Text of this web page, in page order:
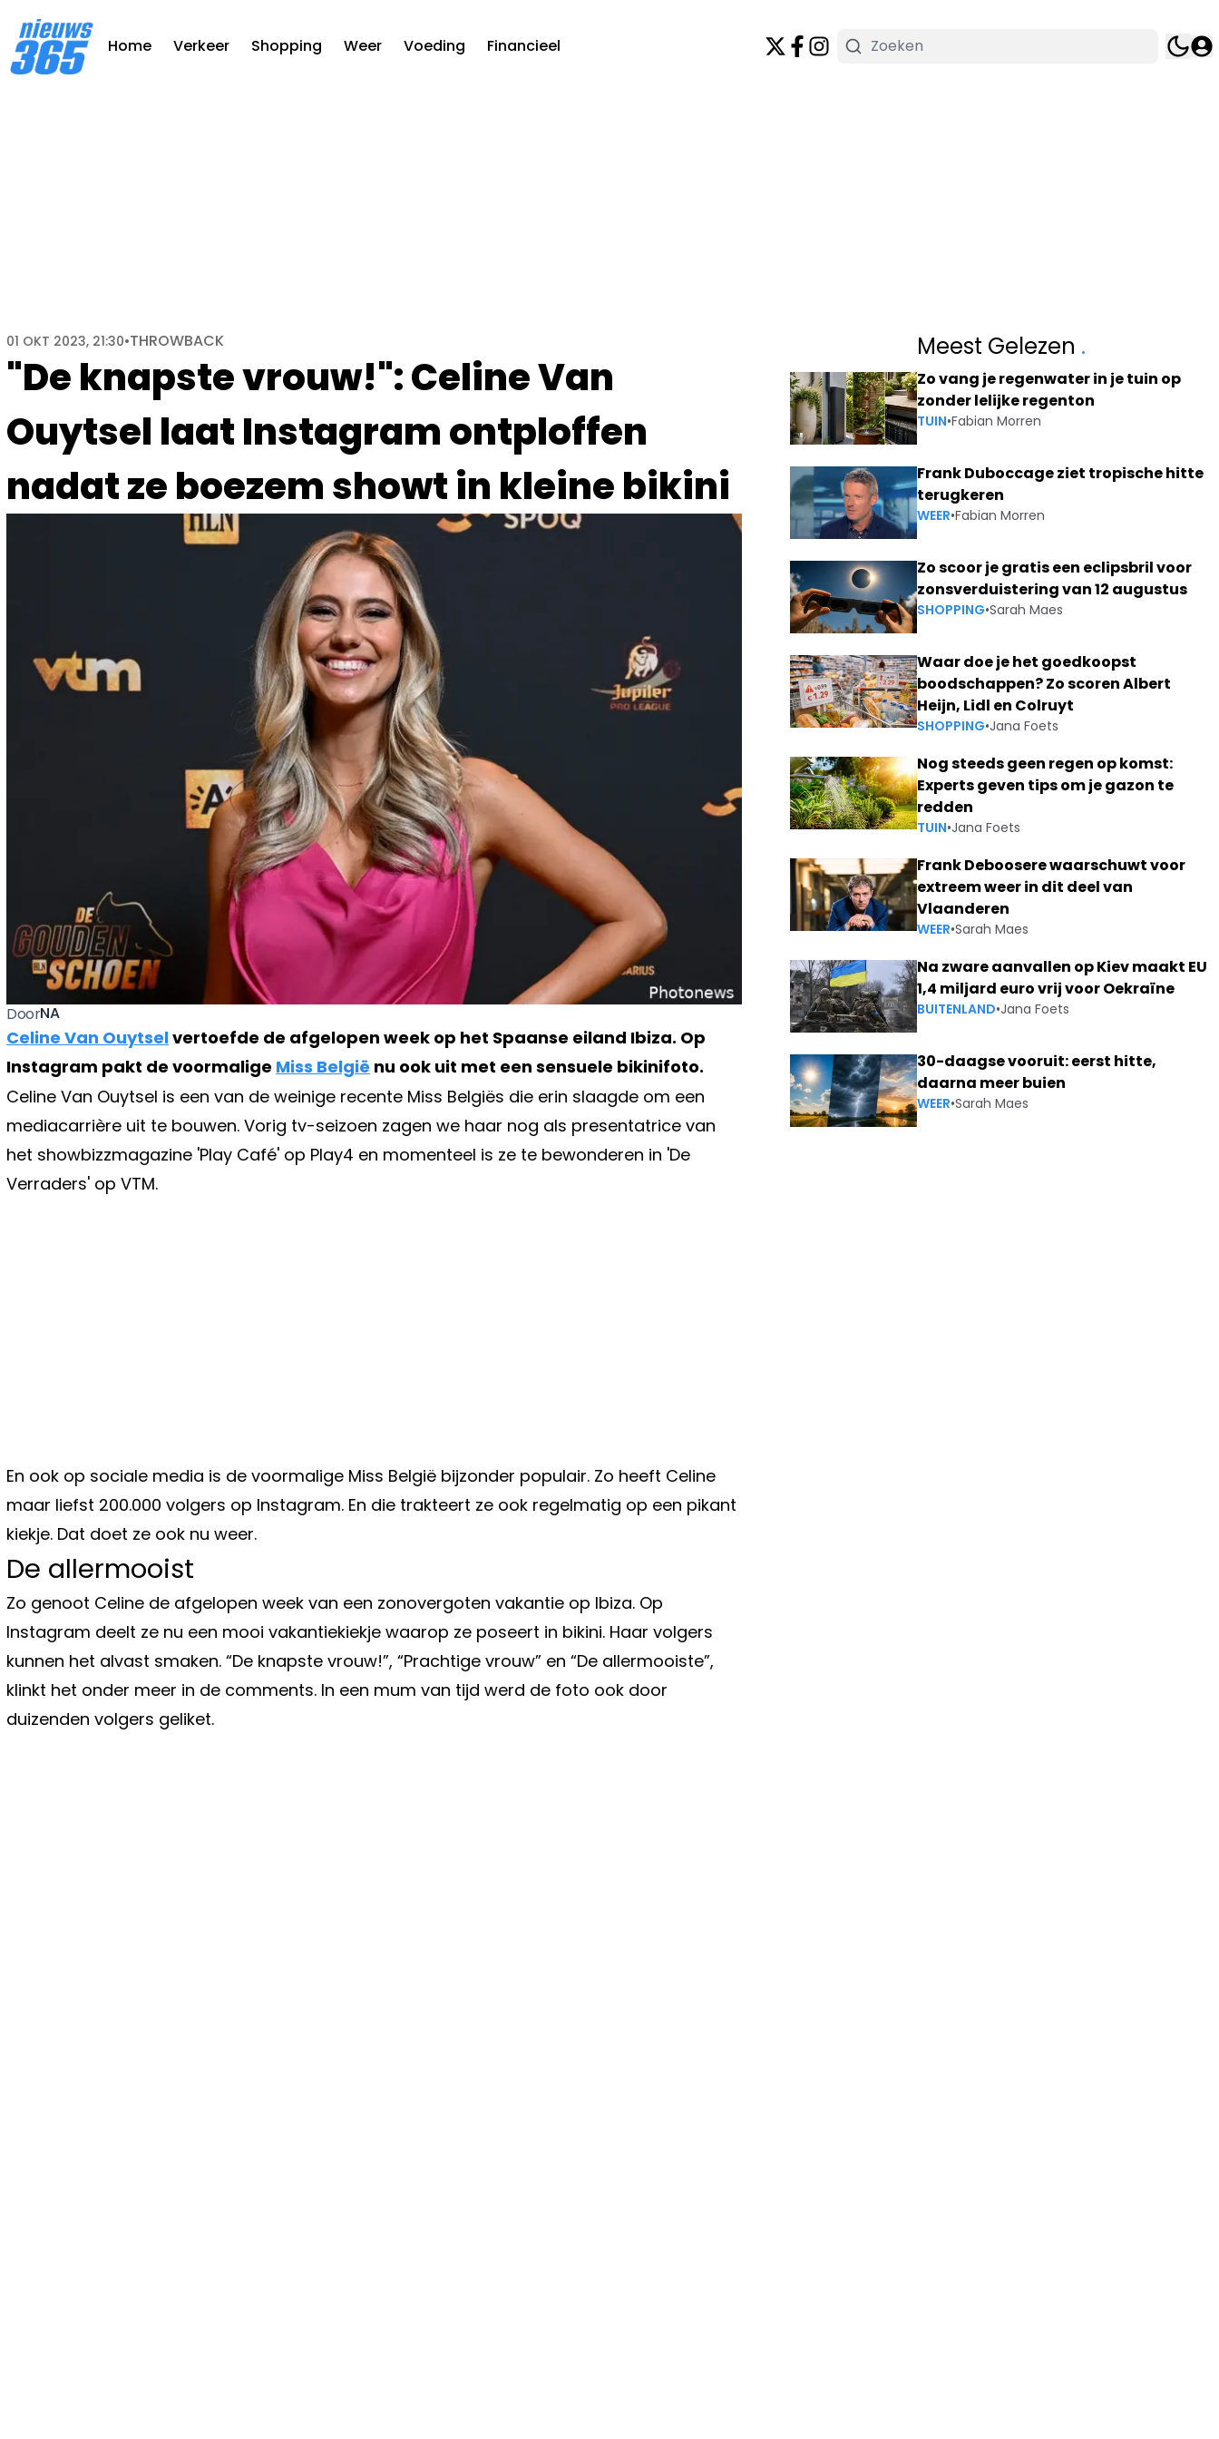
Home Verkeer Shopping Weer Voeding Financieel
"De knapste vrouw!": Celine Van
Ouytsel laat Instagram ontploffen
nadat ze boezem showt in kleine bikini
01 OKT 2023, 21:30•THROWBACK
DoorNA
Celine Van Ouytselvertoefde de afgelopen week op het Spaanse eiland Ibiza. Op
Instagram pakt de voormalige Miss België nu ook uit met een sensuele bikinifoto.
Celine Van Ouytsel is een van de weinige recente Miss Belgiës die erin slaagde om een
mediacarrière uit te bouwen. Vorig tv-seizoen zagen we haar nog als presentatrice van
het showbizzmagazine 'Play Café' op Play4 en momenteel is ze te bewonderen in 'De
Verraders' op VTM.
En ook op sociale media is de voormalige Miss België bijzonder populair. Zo heeft Celine
maar liefst 200.000 volgers op Instagram. En die trakteert ze ook regelmatig op een pikant
kiekje. Dat doet ze ook nu weer.
De allermooist
Zo genoot Celine de afgelopen week van een zonovergoten vakantie op Ibiza. Op
Instagram deelt ze nu een mooi vakantiekiekje waarop ze poseert in bikini. Haar volgers
kunnen het alvast smaken. “De knapste vrouw!”, “Prachtige vrouw” en “De allermooiste”,
klinkt het onder meer in de comments. In een mum van tijd werd de foto ook door
duizenden volgers geliket.
Meest Gelezen .
Zo vang je regenwater in je tuin op
zonder lelijke regenton
TUIN•Fabian Morren
Frank Duboccage ziet tropische hitte
terugkeren
WEER•Fabian Morren
Zo scoor je gratis een eclipsbril voor
zonsverduistering van 12 augustus
SHOPPING•Sarah Maes
Waar doe je het goedkoopst
boodschappen? Zo scoren Albert
Heijn, Lidl en Colruyt
SHOPPING•Jana Foets
Nog steeds geen regen op komst:
Experts geven tips om je gazon te
redden
TUIN•Jana Foets
Frank Deboosere waarschuwt voor
extreem weer in dit deel van
Vlaanderen
WEER•Sarah Maes
Na zware aanvallen op Kiev maakt EU
1,4 miljard euro vrij voor Oekraïne
BUITENLAND•Jana Foets
30-daagse vooruit: eerst hitte,
daarna meer buien
WEER•Sarah Maes